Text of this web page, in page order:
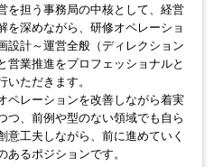
を担う事務局の中核として、経営
を深めながら、研修オペレーショ
設計～運営全般（ディレクション
営業推進をプロフェッショナルと
いただきます。
ペレーションを改善しながら着実
つ、前例や型のない領域でも自ら
意工夫しながら、前に進めていく
あるポジションです。